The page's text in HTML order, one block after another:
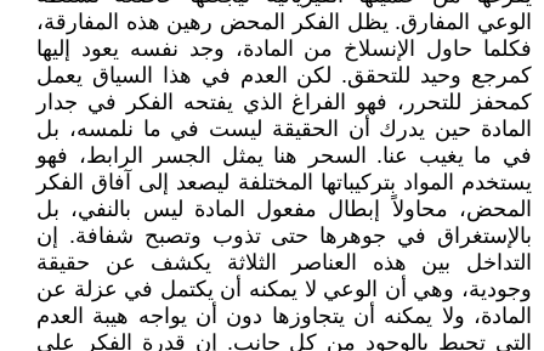
الوعي المفارق. يظل الفكر المحض رهين هذه المفارقة،
فكلما حاول الإنسلاخ من المادة، وجد نفسه يعود إليها
كمرجع وحيد للتحقق. لكن العدم في هذا السياق يعمل
كمحفز للتحرر، فهو الفراغ الذي يفتحه الفكر في جدار
المادة حين يدرك أن الحقيقة ليست في ما نلمسه، بل
في ما يغيب عنا. السحر هنا يمثل الجسر الرابط، فهو
يستخدم المواد بتركيباتها المختلفة ليصعد إلى آفاق الفكر
المحض، محاولاً إبطال مفعول المادة ليس بالنفي، بل
بالإستغراق في جوهرها حتى تذوب وتصبح شفافة. إن
التداخل بين هذه العناصر الثلاثة يكشف عن حقيقة
وجودية، وهي أن الوعي لا يمكنه أن يكتمل في عزلة عن
المادة، ولا يمكنه أن يتجاوزها دون أن يواجه هيبة العدم
التي تحيط بالوجود من كل جانب. إن قدرة الفكر على